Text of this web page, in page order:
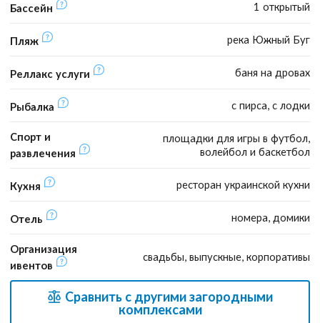
Бассейн 1 открытый
Пляж река Южный Буг
Реллакс услуги баня на дровах
Рыбалка с пирса, с лодки
Спорт и
развлечения
площадки для игры в футбол,
волейбол и баскетбол
Кухня ресторан украинской кухни
Отель номера, домики
Организация
ивентов
свадьбы, выпускные, корпоративы
Сравнить с другими загородными
комплексами